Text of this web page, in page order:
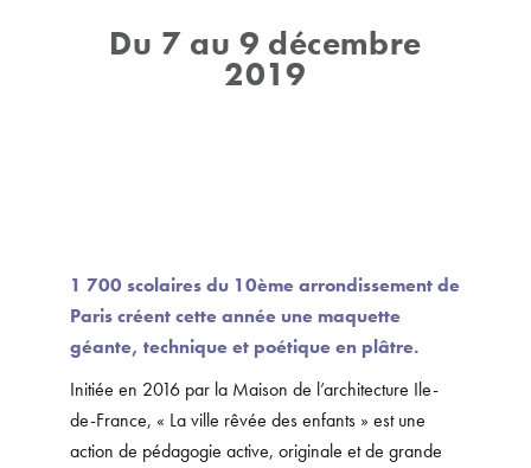
Du 7 au 9 décembre
2019
1 700 scolaires du 10ème arrondissement de
Paris créent cette année une maquette
géante, technique et poétique en plâtre.
Initiée en 2016 par la Maison de l’architecture Ile-
de-France, « La ville rêvée des enfants » est une
action de pédagogie active, originale et de grande